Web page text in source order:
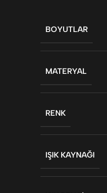
BOYUTLAR
MATERYAL
RENK
IŞIK KAYNAĞI